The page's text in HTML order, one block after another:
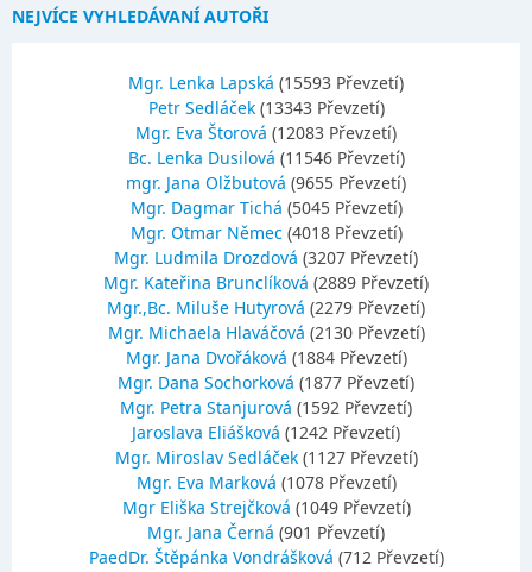
NEJVÍCE VYHLEDÁVANÍ AUTOŘI
Mgr. Lenka Lapská (15593 Převzetí)
Petr Sedláček (13343 Převzetí)
Mgr. Eva Štorová (12083 Převzetí)
Bc. Lenka Dusilová (11546 Převzetí)
mgr. Jana Olžbutová (9655 Převzetí)
Mgr. Dagmar Tichá (5045 Převzetí)
Mgr. Otmar Němec (4018 Převzetí)
Mgr. Ludmila Drozdová (3207 Převzetí)
Mgr. Kateřina Brunclíková (2889 Převzetí)
Mgr.,Bc. Miluše Hutyrová (2279 Převzetí)
Mgr. Michaela Hlaváčová (2130 Převzetí)
Mgr. Jana Dvořáková (1884 Převzetí)
Mgr. Dana Sochorková (1877 Převzetí)
Mgr. Petra Stanjurová (1592 Převzetí)
Jaroslava Eliášková (1242 Převzetí)
Mgr. Miroslav Sedláček (1127 Převzetí)
Mgr. Eva Marková (1078 Převzetí)
Mgr Eliška Strejčková (1049 Převzetí)
Mgr. Jana Černá (901 Převzetí)
PaedDr. Štěpánka Vondrášková (712 Převzetí)